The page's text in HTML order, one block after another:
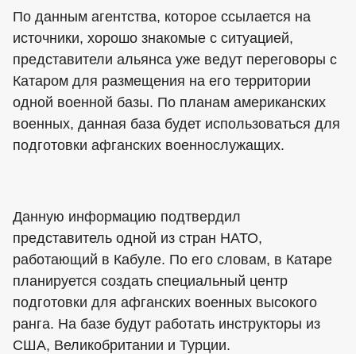
По данным агентства, которое ссылается на
источники, хорошо знакомые с ситуацией,
представители альянса уже ведут переговоры с
Катаром для размещения на его территории
одной военной базы. По планам американских
военных, данная база будет использоваться для
подготовки афганских военнослужащих.
Данную информацию подтвердил
представитель одной из стран НАТО,
работающий в Кабуле. По его словам, в Катаре
планируется создать специальный центр
подготовки для афганских военных высокого
ранга. На базе будут работать инструкторы из
США, Великобритании и Турции.